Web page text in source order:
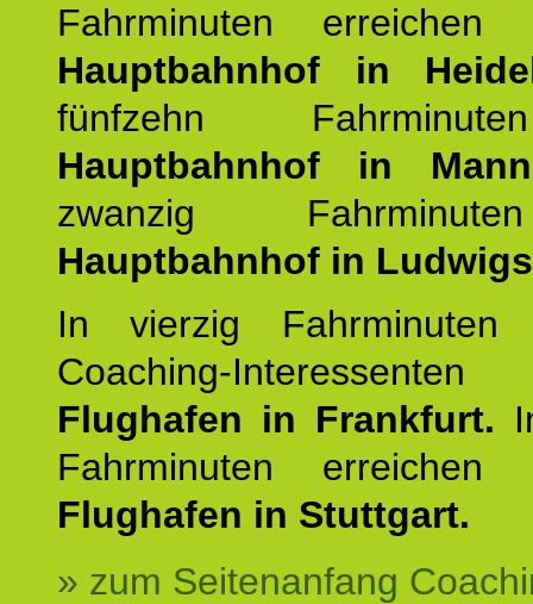
Fahrminuten
Hauptbahnhof in
fünfzehn
Hauptbahnhof in
zwanzig
Hauptbahnhof in
In vierzig Fahrminuten
Coaching-
Flughafen in Frankfurt.
Fahrminuten
Flughafen in Stuttgart.
» zum Seitenanfang